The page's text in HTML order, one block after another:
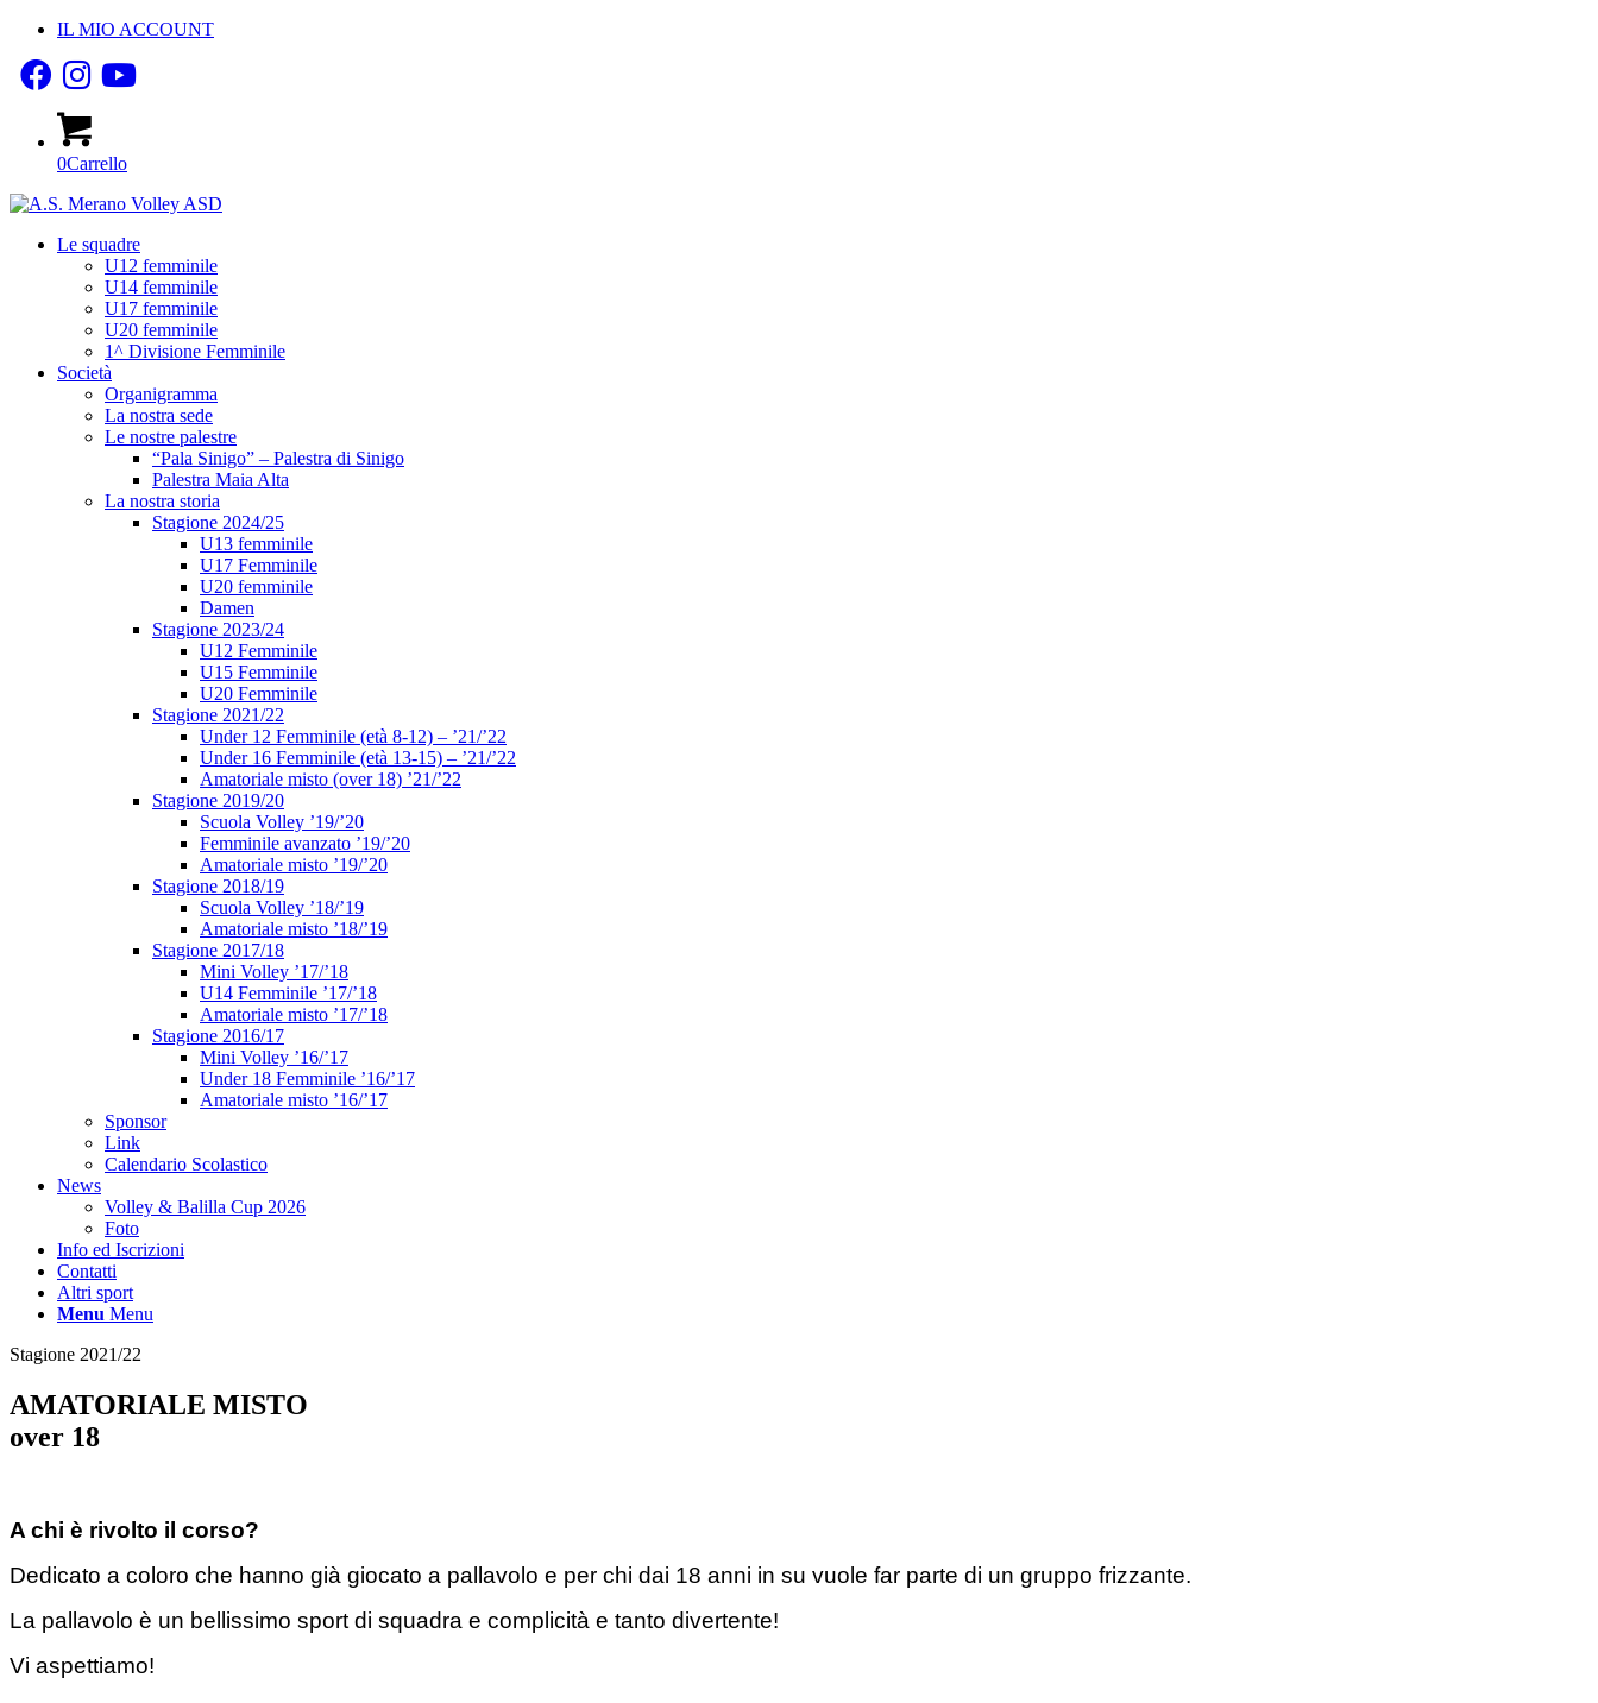
IL MIO ACCOUNT
0Carrello
Le squadre
U12 femminile
U14 femminile
U17 femminile
U20 femminile
1^ Divisione Femminile
Società
Organigramma
La nostra sede
Le nostre palestre
“Pala Sinigo” – Palestra di Sinigo
Palestra Maia Alta
La nostra storia
Stagione 2024/25
U13 femminile
U17 Femminile
U20 femminile
Damen
Stagione 2023/24
U12 Femminile
U15 Femminile
U20 Femminile
Stagione 2021/22
Under 12 Femminile (età 8-12) – ’21/’22
Under 16 Femminile (età 13-15) – ’21/’22
Amatoriale misto (over 18) ’21/’22
Stagione 2019/20
Scuola Volley ’19/’20
Femminile avanzato ’19/’20
Amatoriale misto ’19/’20
Stagione 2018/19
Scuola Volley ’18/’19
Amatoriale misto ’18/’19
Stagione 2017/18
Mini Volley ’17/’18
U14 Femminile ’17/’18
Amatoriale misto ’17/’18
Stagione 2016/17
Mini Volley ’16/’17
Under 18 Femminile ’16/’17
Amatoriale misto ’16/’17
Sponsor
Link
Calendario Scolastico
News
Volley & Balilla Cup 2026
Foto
Info ed Iscrizioni
Contatti
Altri sport
Menu Menu
Stagione 2021/22
AMATORIALE MISTO
over 18
A chi è rivolto il corso?
Dedicato a coloro che hanno già giocato a pallavolo e per chi dai 18 anni in su vuole far parte di un gruppo frizzante.
La pallavolo è un bellissimo sport di squadra e complicità e tanto divertente!
Vi aspettiamo!